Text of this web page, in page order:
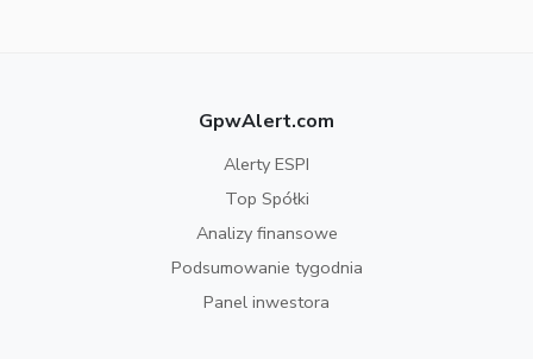
GpwAlert.com
Alerty ESPI
Top Spółki
Analizy finansowe
Podsumowanie tygodnia
Panel inwestora